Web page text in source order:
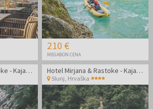
210 €
MEGABON CENA
Hotel Mirjana & Rastoke - Kajakaštvo po čudoviti reki Mrežnici Hotel Mirjana & Rastoke - Kajakaštvo po čudoviti reki Mrežnici
Slunj, Hrvaška